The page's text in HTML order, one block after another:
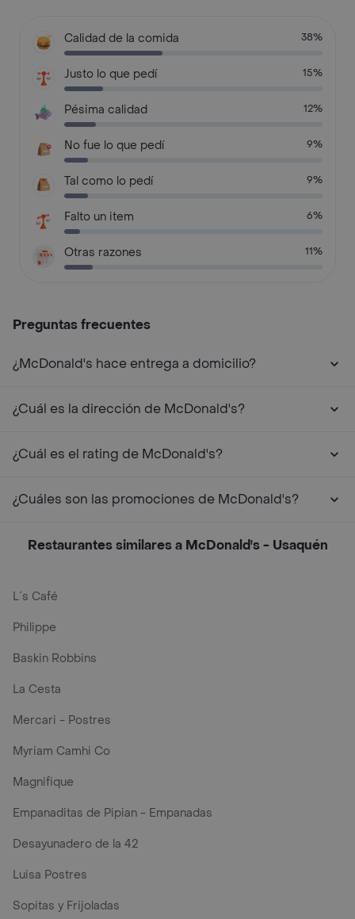
Calidad de la comida 38%
Justo lo que pedí 15%
Pésima calidad 12%
No fue lo que pedí 9%
Tal como lo pedí 9%
Falto un item 6%
Otras razones 11%
Preguntas frecuentes
¿McDonald's hace entrega a domicilio?
¿Cuál es la dirección de McDonald's?
¿Cuál es el rating de McDonald's?
¿Cuáles son las promociones de McDonald's?
Restaurantes similares a McDonald's - Usaquén
L´s Café
Philippe
Baskin Robbins
La Cesta
Mercari - Postres
Myriam Camhi Co
Magnifique
Empanaditas de Pipian - Empanadas
Desayunadero de la 42
Luisa Postres
Sopitas y Frijoladas